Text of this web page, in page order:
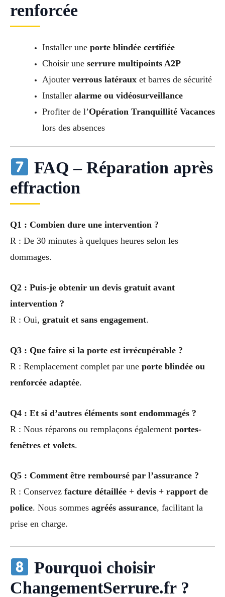
renforcée
Installer une porte blindée certifiée
Choisir une serrure multipoints A2P
Ajouter verrous latérauxet barres de sécurité
Installer alarme ou vidéosurveillance
Profiter de l’Opération Tranquillité Vacances
lors des absences
FAQ – Réparation après
effraction
Q1 : Combien dure une intervention ?
R : De 30 minutes à quelques heures selon les
dommages.
Q2 : Puis-je obtenir un devis gratuit avant
intervention ?
R : Oui, gratuit et sans engagement.
Q3 : Que faire si la porte est irrécupérable ?
R : Remplacement complet par une porte blindée ou
renforcée adaptée.
Q4 : Et si d’autres éléments sont endommagés ?
R : Nous réparons ou remplaçons également portes-
fenêtres et volets.
Q5 : Comment être remboursé par l’assurance ?
R : Conservez facture détaillée + devis + rapport de
police. Nous sommes agréés assurance, facilitant la
prise en charge.
Pourquoi choisir
ChangementSerrure.fr ?